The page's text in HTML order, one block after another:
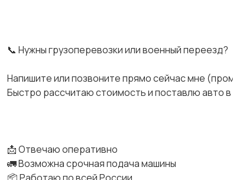
📞 Нужны грузоперевозки или военный переезд?
Напишите или позвоните прямо сейчас мне
Быстро рассчитаю стоимость и поставлю авто в
📩 Отвечаю оперативно
🚛 Возможна срочная подача машины